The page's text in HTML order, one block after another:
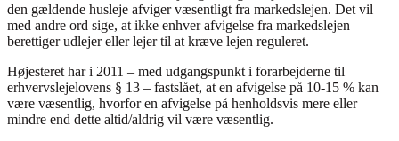
den gældende husleje afviger væsentligt fra markedslejen. Det vil
med andre ord sige, at ikke enhver afvigelse fra markedslejen
berettiger udlejer eller lejer til at kræve lejen reguleret.
Højesteret har i 2011 – med udgangspunkt i forarbejderne til
erhvervslejelovens § 13 – fastslået, at en afvigelse på 10-15 % kan
være væsentlig, hvorfor en afvigelse på henholdsvis mere eller
mindre end dette altid/aldrig vil være væsentlig.